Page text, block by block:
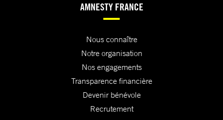
AMNESTY FRANCE
Nous connaître
Notre organisation
Nos engagements
Transparence financière
Devenir bénévole
Recrutement